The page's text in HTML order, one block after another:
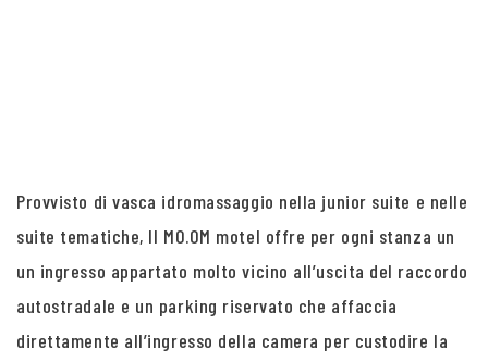
Provvisto di vasca idromassaggio nella junior suite e nelle
suite tematiche, Il MO.OM motel offre per ogni stanza un
un ingresso appartato molto vicino all’uscita del raccordo
autostradale e un parking riservato che affaccia
direttamente all’ingresso della camera per custodire la